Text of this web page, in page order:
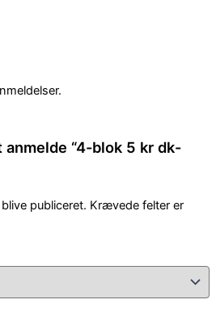
“4-blok 5 kr dk-
publiceret. Krævede felter er